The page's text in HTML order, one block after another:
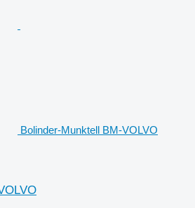
Bolinder-Munktell BM-VOLVO